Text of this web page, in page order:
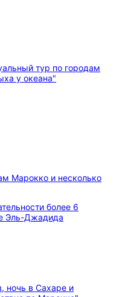
Марокко и несколько
более 6
Эль-Джадида